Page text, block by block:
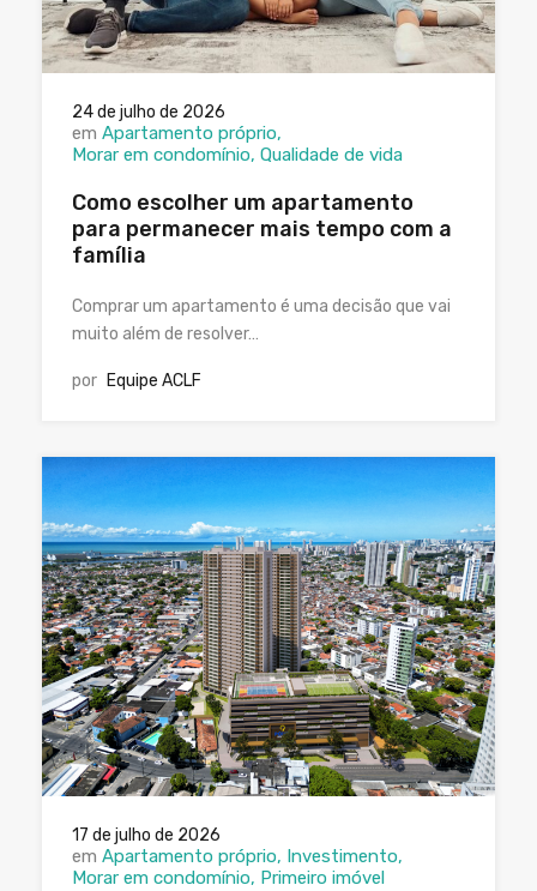
24 de julho de 2026
em Apartamento próprio
Morar em condomínio Qualidade de vida
Como escolher um apartamento
para permanecer mais tempo com a
família
Comprar um apartamento é uma decisão que vai
muito além de resolver…
por Equipe ACLF
17 de julho de 2026
em Apartamento próprio Investimento
Morar em condomínio Primeiro imóvel